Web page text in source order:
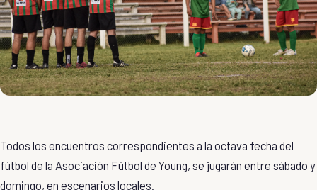
Todos los encuentros correspondientes a la octava fecha del
fútbol de la Asociación Fútbol de Young, se jugarán entre sábado y
domingo, en escenarios locales.